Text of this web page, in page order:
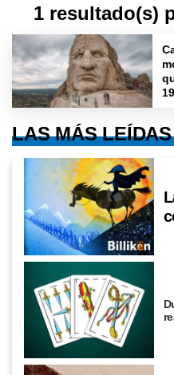
1 resultado(s)
LAS MÁS LEÍDAS